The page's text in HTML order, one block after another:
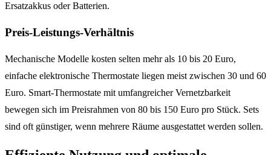
Ersatzakkus oder Batterien.
Preis-Leistungs-Verhältnis
Mechanische Modelle kosten selten mehr als 10 bis 20 Euro,
einfache elektronische Thermostate liegen meist zwischen 30 und 60
Euro. Smart-Thermostate mit umfangreicher Vernetzbarkeit
bewegen sich im Preisrahmen von 80 bis 150 Euro pro Stück. Sets
sind oft günstiger, wenn mehrere Räume ausgestattet werden sollen.